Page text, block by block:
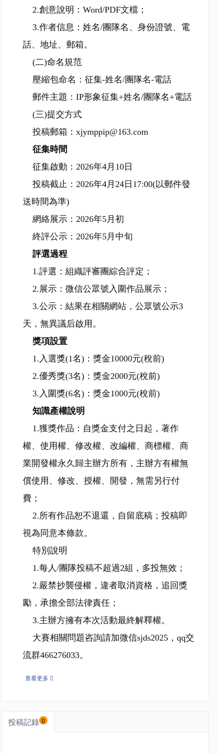
2.創意說明：Word/PDF文檔；
3.作者信息：姓名/團隊名、身份證號、電
話、地址、郵箱。
(二)命名規范
壓縮包命名：征集-姓名/團隊名-電話
郵件主題：IP形象征集+姓名/團隊名+電話
(三)提交方式
投稿郵箱：xjymppip@163.com
征集時間
征集啟動：2026年4月10日
投稿截止：2026年4月24日17:00(以郵件發
送時間為準)
網絡展示：2026年5月初
終評公示：2026年5月中旬
評選過程
1.評選：組織評審團綜合評定；
2.展示：微信公眾號入圍作品展示；
3.公示：結果在相關網站，公眾號公示3
天，無異議后啟用。
獎項設置
1.入選獎(1名)：獎金10000元(稅前)
2.優秀獎(3名)：獎金2000元(稅前)
3.入圍獎(6名)：獎金1000元(稅前)
知識產權說明
1.獲獎作品：自獎金支付之日起，著作
權、使用權、修改權、改編權、商標權、商
業開發權永久歸主辦方所有，主辦方有權無
償使用、修改、授權、開發，無需另行付
費；
2.所有作品恕不退還，自留底稿；投稿即
視為同意本條款。
特別說明
1.每人/團隊投稿不超過2組，多投無效；
2.嚴禁抄襲侵權，違者取消資格，追回獎
勵，承擔全部法律責任；
3.主辦方擁有本次活動最終解釋權。
大賽相關問題咨詢請加微信sjds2025，qq交
流群466276033。
查看更多
投稿記錄 0